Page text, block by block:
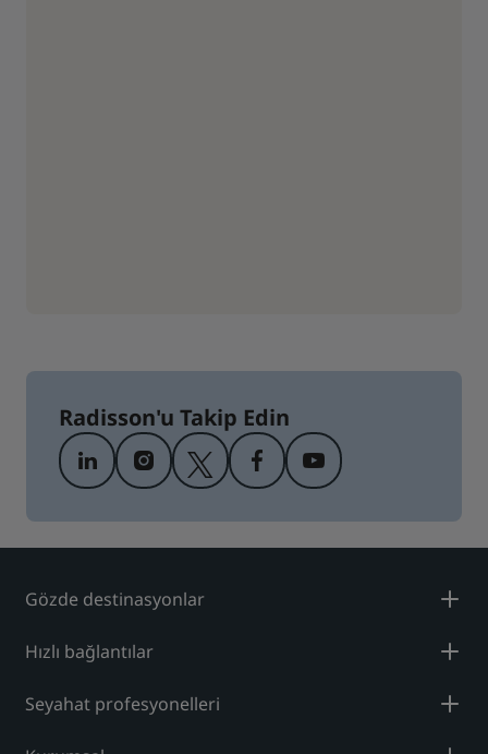
Radisson'u Takip Edin
Gözde destinasyonlar
Hızlı bağlantılar
Seyahat profesyonelleri